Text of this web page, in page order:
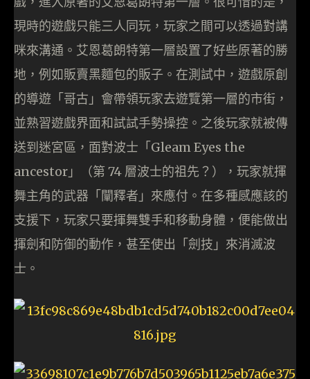
現時的遊戲只能三人同玩，玩家之間可以透過對講
咪來溝通。艾恩葛朗特第一層設置了好些原著的勝
地，例如販賣黑麵包的販子。在測試中，遊戲原創
的導遊「哥古」會帶領玩家去遊覽第一層的市街，
並熟習遊戲界面和試試手勢操控。之後玩家就被傳
送到迷宮區，面對波士「Gleam Eyes the
ancestor」（第 74 層波士的祖先？），玩家就揮
舞主角的武器「闡釋者」來應付。在多種感應該的
支援下，玩家只要揮舞雙手和移動身體，便能做出
揮劍和防御的動作，甚至使出「劍技」來消滅波
士。